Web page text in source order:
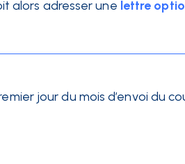
alors adresser une lettre
jour du mois d’envoi du